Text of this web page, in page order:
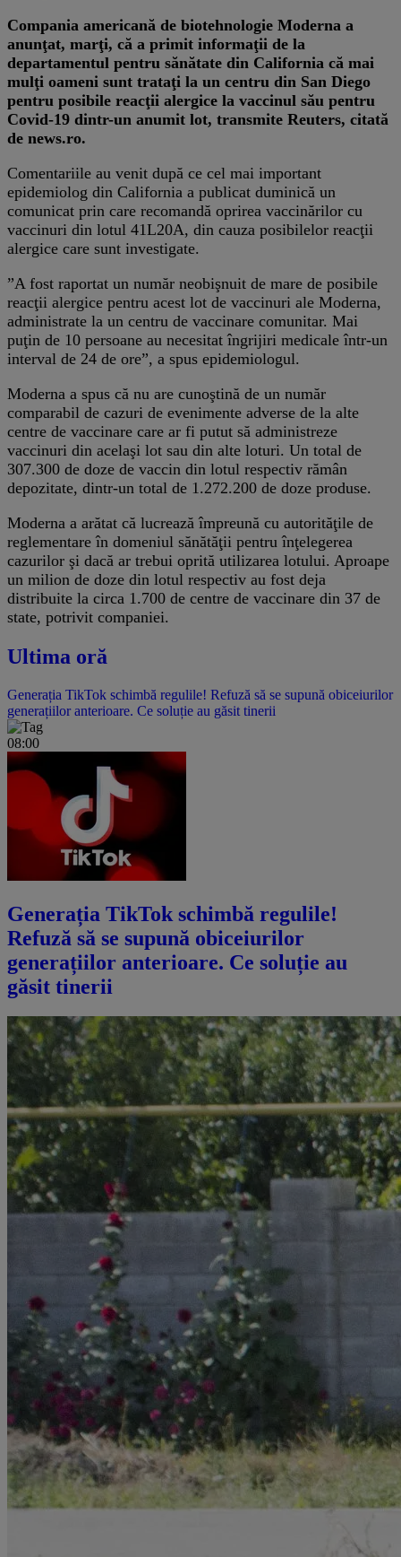
Compania americană de biotehnologie Moderna a
anunţat, marţi, că a primit informaţii de la
departamentul pentru sănătate din California că mai
mulţi oameni sunt trataţi la un centru din San Diego
pentru posibile reacţii alergice la vaccinul său pentru
Covid-19 dintr-un anumit lot, transmite Reuters, citată
de news.ro.
Comentariile au venit după ce cel mai important
epidemiolog din California a publicat duminică un
comunicat prin care recomandă oprirea vaccinărilor cu
vaccinuri din lotul 41L20A, din cauza posibilelor reacţii
alergice care sunt investigate.
”A fost raportat un număr neobişnuit de mare de posibile
reacţii alergice pentru acest lot de vaccinuri ale Moderna,
administrate la un centru de vaccinare comunitar. Mai
puţin de 10 persoane au necesitat îngrijiri medicale într-un
interval de 24 de ore”, a spus epidemiologul.
Moderna a spus că nu are cunoştină de un număr
comparabil de cazuri de evenimente adverse de la alte
centre de vaccinare care ar fi putut să administreze
vaccinuri din acelaşi lot sau din alte loturi. Un total de
307.300 de doze de vaccin din lotul respectiv rămân
depozitate, dintr-un total de 1.272.200 de doze produse.
Moderna a arătat că lucrează împreună cu autorităţile de
reglementare în domeniul sănătăţii pentru înţelegerea
cazurilor şi dacă ar trebui oprită utilizarea lotului. Aproape
un milion de doze din lotul respectiv au fost deja
distribuite la circa 1.700 de centre de vaccinare din 37 de
state, potrivit companiei.
Ultima oră
Generația TikTok schimbă regulile! Refuză să se supună obiceiurilor
generațiilor anterioare. Ce soluție au găsit tinerii
08:00
Generația TikTok schimbă regulile!
Refuză să se supună obiceiurilor
generațiilor anterioare. Ce soluție au
găsit tinerii